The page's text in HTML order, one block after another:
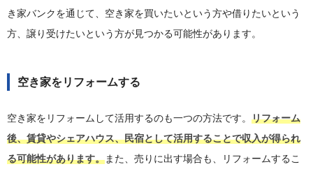
き家バンクを通じて、空き家を買いたいという方や借りたいという
方、譲り受けたいという方が見つかる可能性があります。
空き家をリフォームする
空き家をリフォームして活用するのも一つの方法です。 リフォーム
後、賃貸やシェアハウス、民宿として活用することで収入が得られ
る可能性があります。また、売りに出す場合も、リフォームするこ